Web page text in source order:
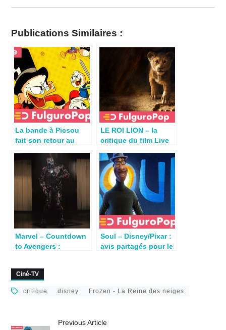
Publications Similaires :
La bande à Picsou
fait son retour au
LE ROI LION – la
critique du film Live
Marvel – Countdown
to Avengers :
Soul – Disney/Pixar :
avis partagés pour le
Ciné-TV
critique disney Frozen - La Reine des neiges
Previous Article